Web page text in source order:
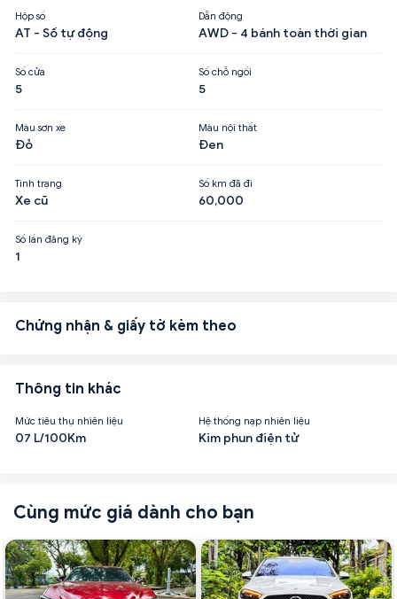
Hộp số
AT - Số tự động
Dẫn động
AWD - 4 bánh toàn thời gian
Số cửa
5
Số chỗ ngồi
5
Màu sơn xe
Đỏ
Màu nội thất
Đen
Tình trạng
Xe cũ
Số km đã đi
60,000
Số lần đăng ký
1
Chứng nhận & giấy tờ kèm theo
Thông tin khác
Mức tiêu thụ nhiên liệu
07 L/100Km
Hệ thống nạp nhiên liệu
Kim phun điện tử
Cùng mức giá dành cho bạn